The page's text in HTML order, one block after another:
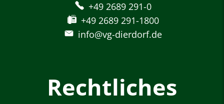
+49 2689 291-0
+49 2689 291-1800
info@vg-dierdorf.de
Rechtliches